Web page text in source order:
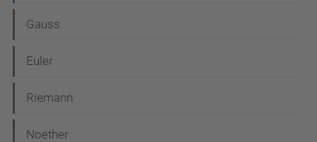
Gauss
Euler
Riemann
Noether